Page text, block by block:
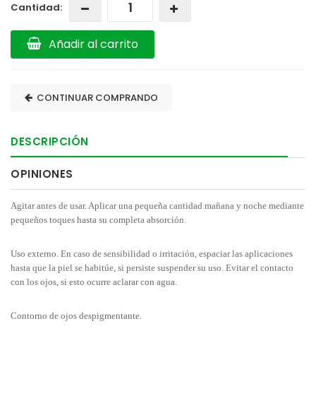
Cantidad:
Añadir al carrito
CONTINUAR COMPRANDO
DESCRIPCIÓN
OPINIONES
Agitar antes de usar. Aplicar una pequeña cantidad mañana y noche mediante
pequeños toques hasta su completa absorción.
Uso externo. En caso de sensibilidad o irritación, espaciar las aplicaciones
hasta que la piel se habitúe, si persiste suspender su uso. Evitar el contacto
con los ojos, si esto ocurre aclarar con agua.
Contorno de ojos despigmentante.